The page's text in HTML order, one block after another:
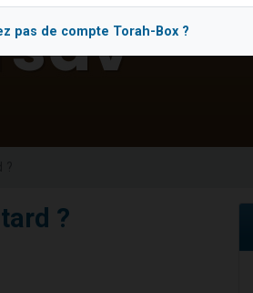
?
pas de compte Torah-Box ?